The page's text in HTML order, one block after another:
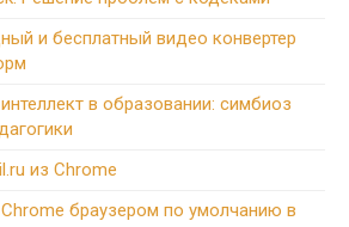
и бесплатный видео конвертер
в образовании: симбиоз
из Chrome
браузером по умолчанию в